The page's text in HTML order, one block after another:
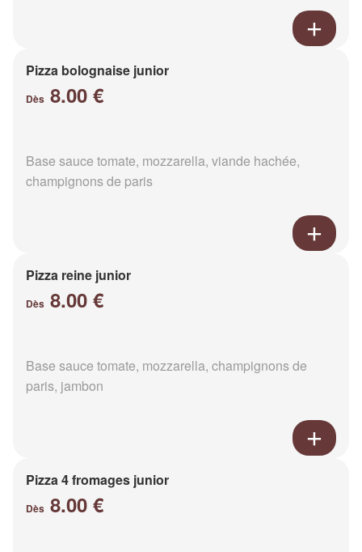
Pizza bolognaise junior
Dès 8.00 €
Base sauce tomate, mozzarella, viande hachée,
champignons de paris
Pizza reine junior
Dès 8.00 €
Base sauce tomate, mozzarella, champignons de
paris, jambon
Pizza 4 fromages junior
Dès 8.00 €